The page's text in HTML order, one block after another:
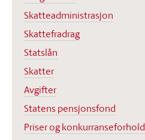
Skatteadministrasjon
Skattefradrag
Statslån
Skatter
Avgifter
Statens pensjonsfond
Priser og konkurranseforhold